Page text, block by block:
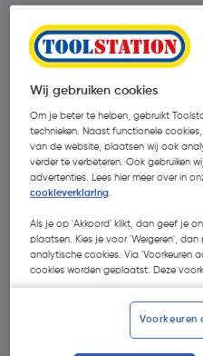
| Excl. btw € 2,02
Wij gebruiken cookies
Om je beter te helpen, gebruikt
technieken. Naast functionele
van de website, plaatsen wij ook
verder te verbeteren. Ook gebruiken
advertenties. Lees hier meer over in
cookieverklaring.
Als je op 'Akkoord' klikt, dan geef je
plaatsen. Kies je voor 'Weigeren',
analytische cookies. Via 'Voorkeuren
cookies worden geplaatst. Deze
Voorkeuren